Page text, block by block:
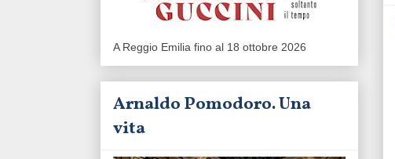
A Reggio Emilia fino al 18 ottobre 2026
Arnaldo Pomodoro. Una
vita